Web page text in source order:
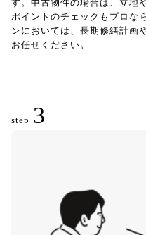
す。中古物件の場合は、立地
ポイントのチェックもプロな
ンにおいては、長期修繕計画
お任せください。
step 3